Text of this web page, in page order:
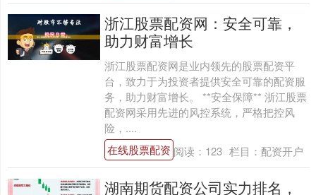
浙江股票配资网：安全可靠，
助力财富增长
浙江股票配资网是业内领先的股票配资平
台，致力于为投资者提供安全可靠的配资服
务，助力财富增长。 **安全保障** 浙江股票
配资网采用先进的风控系统，严格把控风
险，....
在线股票配资 阅读： 123 栏目： 配资开户
湖南期货配资公司实力排名，